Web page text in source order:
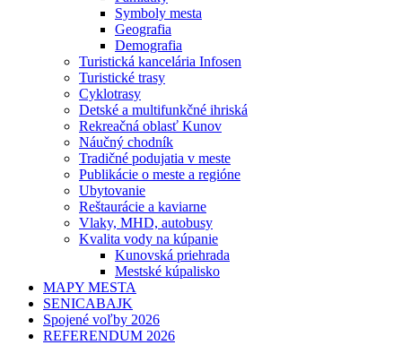
Symboly mesta
Geografia
Demografia
Turistická kancelária Infosen
Turistické trasy
Cyklotrasy
Detské a multifunkčné ihriská
Rekreačná oblasť Kunov
Náučný chodník
Tradičné podujatia v meste
Publikácie o meste a regióne
Ubytovanie
Reštaurácie a kaviarne
Vlaky, MHD, autobusy
Kvalita vody na kúpanie
Kunovská priehrada
Mestské kúpalisko
MAPY MESTA
SENICABAJK
Spojené voľby 2026
REFERENDUM 2026